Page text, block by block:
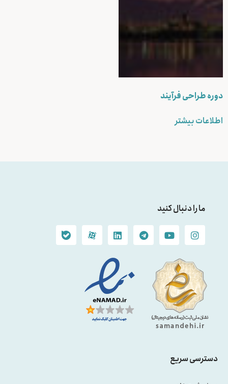
دوره طراحی فرآیند
اطلاعات بیشتر
ما را دنبال کنید
دسترسی سریع